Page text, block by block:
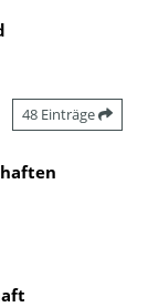
48 Einträge